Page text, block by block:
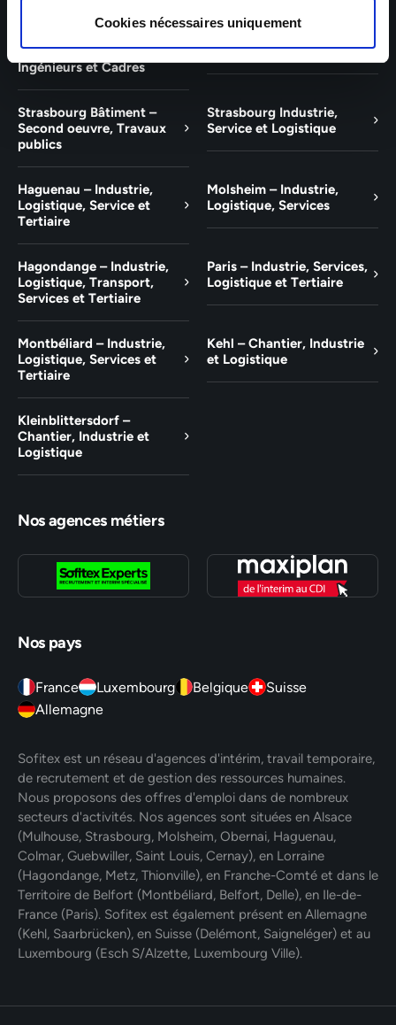
Cookies nécessaires uniquement
Tertiaire, Techniciens,
Ingénieurs et Cadres
Saint-Louis – Industrie,
Logistique, Service
Strasbourg Bâtiment –
Second oeuvre, Travaux
publics
Strasbourg Industrie,
Service et Logistique
Haguenau – Industrie,
Logistique, Service et
Tertiaire
Molsheim – Industrie,
Logistique, Services
Hagondange – Industrie,
Logistique, Transport,
Services et Tertiaire
Paris – Industrie, Services,
Logistique et Tertiaire
Montbéliard – Industrie,
Logistique, Services et
Tertiaire
Kehl – Chantier, Industrie
et Logistique
Kleinblittersdorf –
Chantier, Industrie et
Logistique
Nos agences métiers
Nos pays
France Luxembourg Belgique
Suisse
Allemagne
Sofitex est un réseau d'agences d'intérim, travail temporaire,
de recrutement et de gestion des ressources humaines.
Nous proposons des offres d'emploi dans de nombreux
secteurs d'activités. Nos agences sont situées en Alsace
(Mulhouse, Strasbourg, Molsheim, Obernai, Haguenau,
Colmar, Guebwiller, Saint Louis, Cernay), en Lorraine
(Hagondange, Metz, Thionville), en Franche-Comté et dans le
Territoire de Belfort (Montbéliard, Belfort, Delle), en Ile-de-
France (Paris). Sofitex est également présent en Allemagne
(Kehl, Saarbrücken), en Suisse (Delémont, Saigneléger) et au
Luxembourg (Esch S/Alzette, Luxembourg Ville).